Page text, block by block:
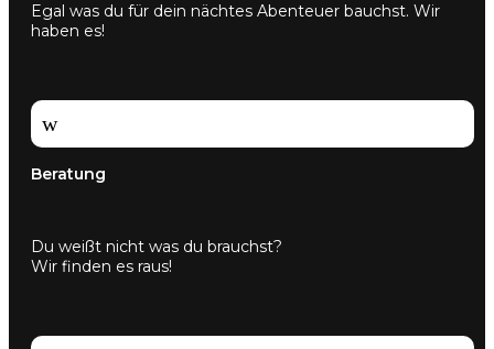
Egal was du für dein nächtes Abenteuer bauchst. Wir
haben es!
w
Beratung
Du weißt nicht was du brauchst?
Wir finden es raus!